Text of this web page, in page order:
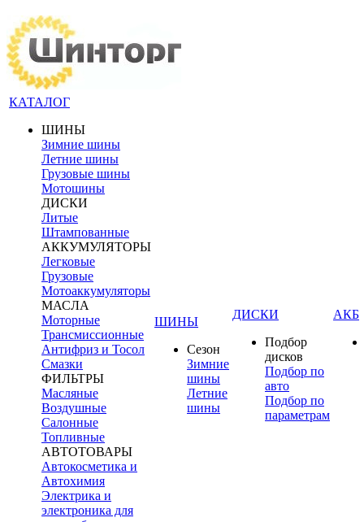
КАТАЛОГ
ШИНЫ
Зимние шины
Летние шины
Грузовые шины
Мотошины
ДИСКИ
Литые
Штампованные
АККУМУЛЯТОРЫ
Легковые
Грузовые
Мотоаккумуляторы
МАСЛА
Моторные
Трансмиссионные
Антифриз и Тосол
Смазки
ФИЛЬТРЫ
Масляные
Воздушные
Салонные
Топливные
АВТОТОВАРЫ
Автокосметика и
Автохимия
Электрика и
электроника для
ШИНЫ
Сезон
Зимние
шины
Летние
шины
ДИСКИ
Подбор
дисков
Подбор по
авто
Подбор по
параметрам
АКБ